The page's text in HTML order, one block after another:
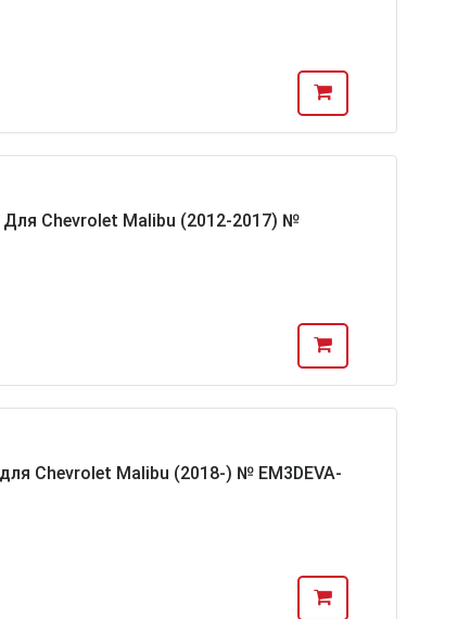
Для Chevrolet Malibu (2012-2017) №
Chevrolet Malibu (2018-) № EM3DEVA-